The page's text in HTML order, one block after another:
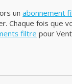
un abonnement
Chaque fois que
filtre pour